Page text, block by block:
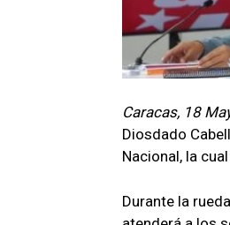
Caracas, 18
Diosdado
Nacional, la
Durante la